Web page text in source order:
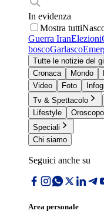
In evidenza
Mostra tutti
Guerra IranElezioni
boscoGarlasco
Tutte le notizie del
Cronaca
Mondo
Video
Foto
Tv & Spettacolo
Lifestyle
Oroscopo
Speciali
Chi siamo
Seguici anche su
Area personale